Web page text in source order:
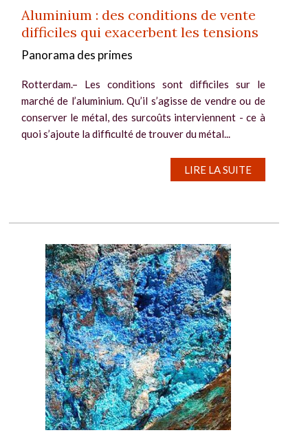
Aluminium : des conditions de vente
difficiles qui exacerbent les tensions
Panorama des primes
Rotterdam.– Les conditions sont difficiles sur le
marché de l’aluminium. Qu’il s’agisse de vendre ou de
conserver le métal, des surcoûts interviennent - ce à
quoi s’ajoute la difficulté de trouver du métal...
LIRE LA SUITE